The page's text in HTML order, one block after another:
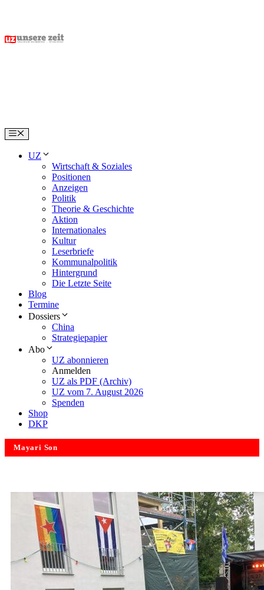
content
Menu
UZ
Wirtschaft & Soziales
Positionen
Anzeigen
Politik
Theorie & Geschichte
Aktion
Internationales
Kultur
Leserbriefe
Kommunalpolitik
Hintergrund
Die Letzte Seite
Blog
Termine
Dossiers
China
Strategiepapier
Abo
UZ abonnieren
Anmelden
UZ als PDF (Archiv)
UZ vom 7. August 2026
Spenden
Shop
DKP
Mayari Son